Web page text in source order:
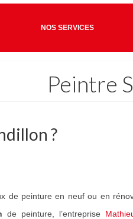
NOS SERVICES
Peintre
?
de peinture en neuf ou en
de peinture, l’entreprise